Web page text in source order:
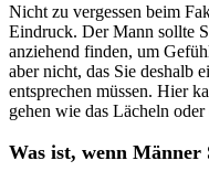
Nicht zu vergessen beim
Eindruck. Der Mann sollte
anziehend finden, um
aber nicht, das Sie deshalb
entsprechen müssen. Hier
gehen wie das Lächeln oder
Was ist, wenn Männer